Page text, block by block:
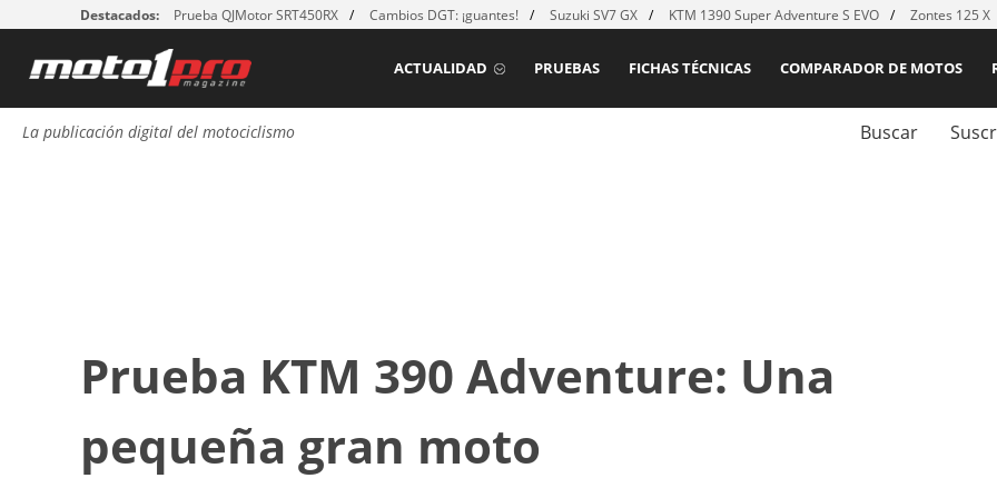
Destacados: Prueba QJMotor SRT450RX Cambios DGT: ¡guantes! Suzuki SV7 GX KTM 1390 Super Adventure S EVO Zontes 125 X
COMPARADOR DE MOTOS
FICHAS TÉCNICAS
PRUEBAS
ACTUALIDAD
La publicación digital del motociclismo Buscar
Prueba KTM 390 Adventure: Una
pequeña gran moto